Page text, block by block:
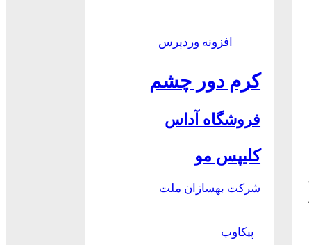
افزونه وردپرس
کرم دور چشم
فروشگاه آداس
کلیپس مو
شرکت بهسازان ملت
پیکاوب